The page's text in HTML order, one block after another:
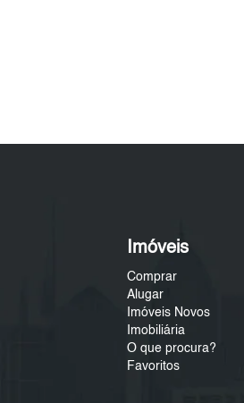
Imóveis
Comprar
Alugar
Imóveis Novos
Imobiliária
O que procura?
Favoritos